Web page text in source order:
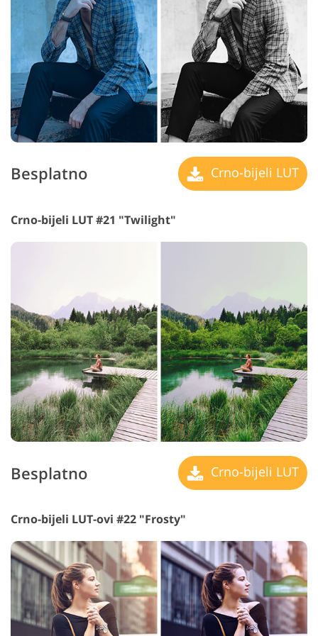
Besplatno Crno-bijeli LUT
Crno-bijeli LUT #21 "Twilight"
Besplatno Crno-bijeli LUT
Crno-bijeli LUT-ovi #22 "Frosty"